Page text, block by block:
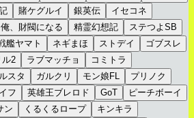
賭ケグルイ 銀英伝
イセコネ
俺、財閥になる 精霊幻想記
ステつよSB
艦ヤマト ネギまほ ストデイ
ゴブスレ
ル2 ラブマッチョ
コミトラ
スタ ガルクリ モン娘FL
プリノク
フ 英雄王ブレロド GoT
ピーチボーイ
ン くるくるロープ
キンキラ